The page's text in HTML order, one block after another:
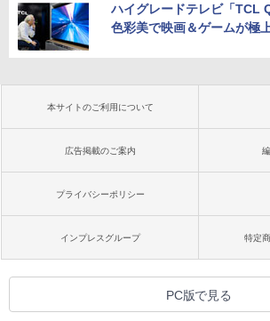
ハイグレードテレビ「TCL
色彩美で映画＆ゲームが極
本サイトのご利用について
広告掲載のご案内
プライバシーポリシー
インプレスグループ 特定
PC版で見る